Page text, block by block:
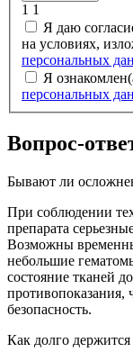
1 1
на условиях,
персональных
Я
персональных
Вопрос-
Бывают ли
При соблюдении
препарата
Возможны
небольшие
состояние тканей
противопоказания,
безопасность.
Как долго